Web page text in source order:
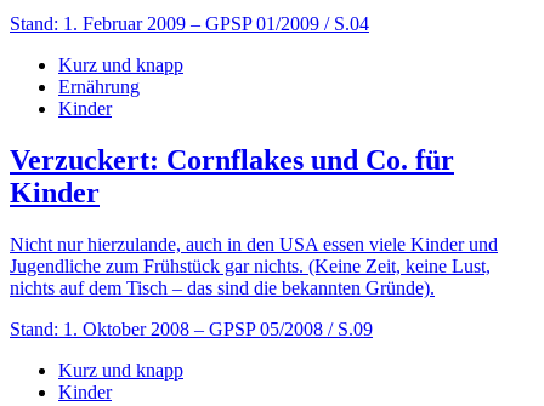
Stand: 1. Februar 2009 – GPSP 01/2009 / S.04
Kurz und knapp
Ernährung
Kinder
Verzuckert: Cornflakes und Co. für
Kinder
Nicht nur hierzulande, auch in den USA essen viele Kinder und
Jugendliche zum Frühstück gar nichts. (Keine Zeit, keine Lust,
nichts auf dem Tisch – das sind die bekannten Gründe).
Stand: 1. Oktober 2008 – GPSP 05/2008 / S.09
Kurz und knapp
Kinder